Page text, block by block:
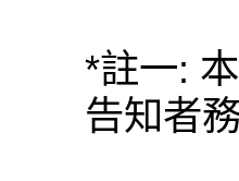
*註一:
告知者